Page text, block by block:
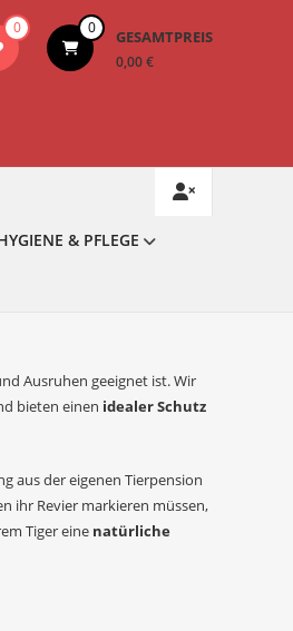
0 0 GESAMTPREIS
0,00 €
& PFLEGE
Ausruhen geeignet ist. Wir
bieten einen idealer Schutz
aus der eigenen Tierpension
ihr Revier markieren müssen,
Tiger eine natürliche